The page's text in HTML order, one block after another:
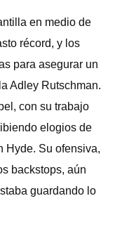
en medio de
récord, y los
para asegurar un
Adley Rutschman.
con su trabajo
elogios de
Hyde. Su ofensiva,
backstops, aún
guardando lo